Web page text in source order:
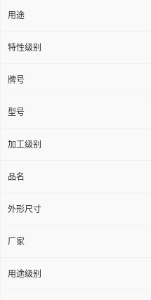
用途
特性级别
牌号
型号
加工级别
品名
外形尺寸
厂家
用途级别